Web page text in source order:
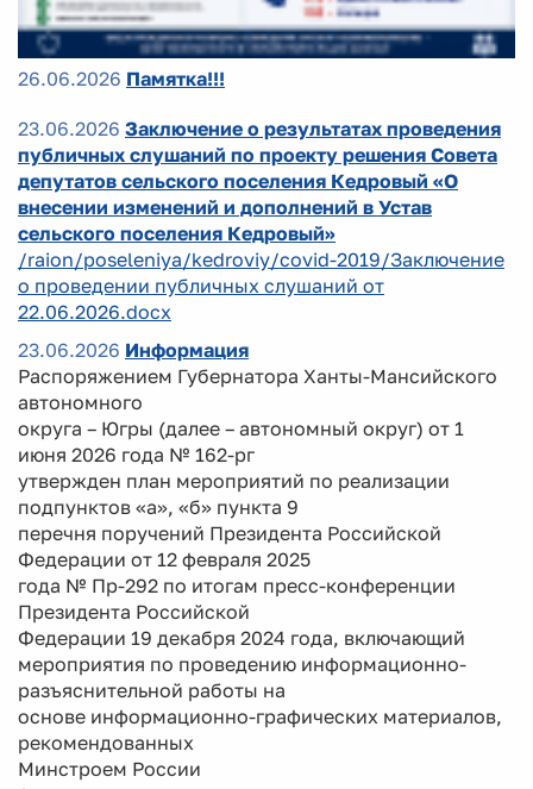
26.06.2026 Памятка!!!
23.06.2026 Заключение о результатах проведения
публичных слушаний по проекту решения Совета
депутатов сельского поселения Кедровый «О
внесении изменений и дополнений в Устав
сельского поселения Кедровый»
/raion/poseleniya/kedroviy/covid-2019/Заключение
о проведении публичных слушаний от
22.06.2026.docx
23.06.2026 Информация
Распоряжением Губернатора Ханты-Мансийского
автономного
округа – Югры (далее – автономный округ) от 1
июня 2026 года № 162-рг
утвержден план мероприятий по реализации
подпунктов «а», «б» пункта 9
перечня поручений Президента Российской
Федерации от 12 февраля 2025
года № Пр-292 по итогам пресс-конференции
Президента Российской
Федерации 19 декабря 2024 года, включающий
мероприятия по проведению информационно-
разъяснительной работы на
основе информационно-графических материалов,
рекомендованных
Минстроем России